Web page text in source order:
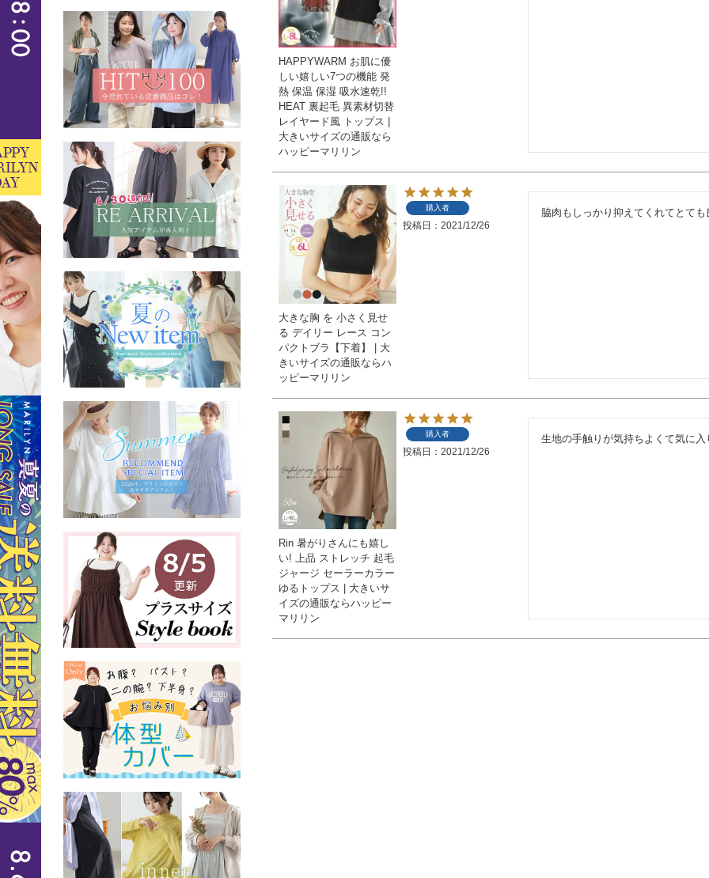
HAPPYWARM お肌に優
しい嬉しい7つの機能 発
熱 保温 保湿 吸水速乾!!
HEAT 裏起毛 異素材切替
レイヤード風 トップス |
大きいサイズの通販なら
ハッピーマリリン
大きな胸 を 小さく見せ
る デイリー レース コン
パクトブラ【下着】 | 大
きいサイズの通販ならハ
ッピーマリリン
購入者
投稿日 2021/12/26
脇肉もしっかり抑えてくれてとても
Rin 暑がりさんにも嬉し
い! 上品 ストレッチ 起毛
ジャージ セーラーカラー
ゆるトップス | 大きいサ
イズの通販ならハッピー
マリリン
購入者
投稿日 2021/12/26
生地の手触りが気持ちよくて気に入